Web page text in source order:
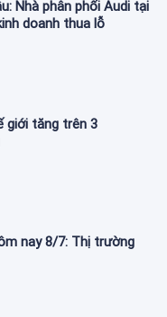
Nhà phân phối Audi tại
doanh thua lỗ
giới tăng trên 3
nay 8/7: Thị trường